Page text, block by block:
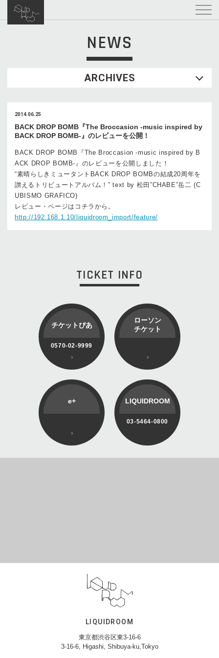
NEWS
ARCHIVES
2014.06.25
BACK DROP BOMB『The Broccasion -music inspired by
BACK DROP BOMB-』のレビューを公開！
BACK DROP BOMB『The Broccasion -music inspired by B
ACK DROP BOMB-』のレビューを公開しました！
“素晴らしきミュータントBACK DROP BOMBの結成20周年を
讃えるトリビュートアルバム！” text by 松田”CHABE”岳二 (C
UBISMO GRAFICO)
レビュー・ページはコチラから。
http://192.168.1.10/liquidroom_import/feature/
TICKET INFO
チケットぴあ
0570-02-9999
ローソン
チケット
e+ LIQUIDROOM
03-5464-0800
LIQUIDROOM
東京都渋谷区東3-16-6
3-16-6, Higashi, Shibuya-ku,Tokyo